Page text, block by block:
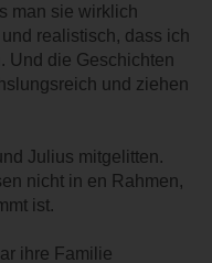
man sie wirklich
realistisch, dass ich
Und die Geschichten
und ziehen
Julius mitgelitten.
nicht in en Rahmen,
ist.
ihre Familie